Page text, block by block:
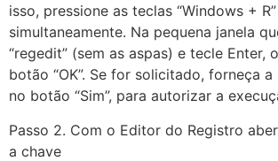
isso, pressione as teclas “Windows + R”
simultaneamente. Na pequena janela
“regedit” (sem as aspas) e tecle Enter,
botão “OK”. Se for solicitado, forneça
no botão “Sim”, para autorizar a
Passo 2. Com o Editor do Registro
a chave